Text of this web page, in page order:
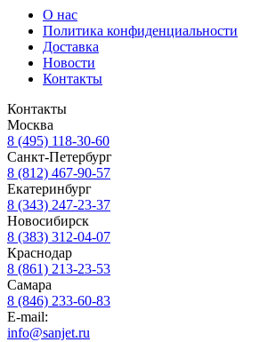
О нас
Политика конфиденциальности
Доставка
Новости
Контакты
Контакты
Москва
8 (495) 118-30-60
Санкт-Петербург
8 (812) 467-90-57
Екатеринбург
8 (343) 247-23-37
Новосибирск
8 (383) 312-04-07
Краснодар
8 (861) 213-23-53
Самара
8 (846) 233-60-83
E-mail:
info@sanjet.ru